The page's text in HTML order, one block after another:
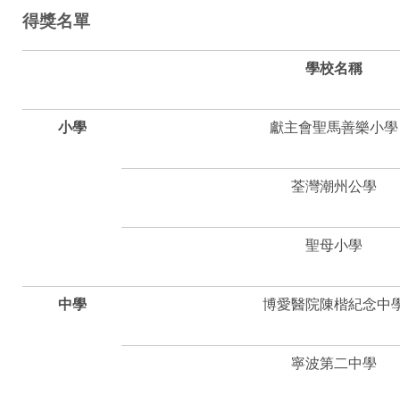
得獎名單
學校名稱
小學 獻主會聖馬善樂小學
荃灣潮州公學
聖母小學
中學 博愛醫院陳楷紀念中
寧波第二中學